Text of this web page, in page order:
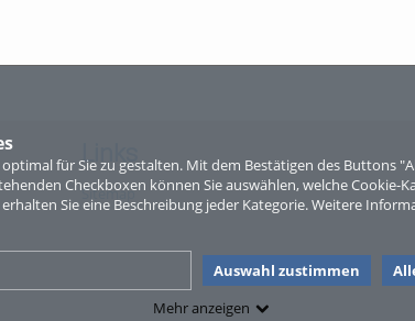
für Sie zu gestalten. Mit dem Bestätigen des Buttons
Checkboxen können Sie auswählen, welche Cookie-
Sie eine Beschreibung jeder Kategorie. Weitere
Auswahl zustimmen
Mehr anzeigen
Links
Sitemap